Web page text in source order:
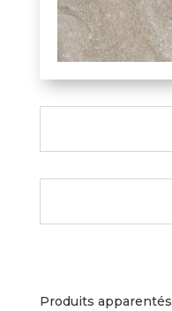
Produits apparentés